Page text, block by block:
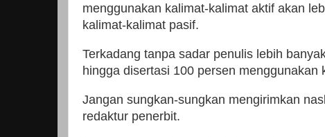
menggunakan kalimat-kalimat aktif akan
kalimat-kalimat pasif.
Terkadang tanpa sadar penulis lebih
hingga disertasi 100 persen menggunakan
Jangan sungkan-sungkan mengirimkan
redaktur penerbit.